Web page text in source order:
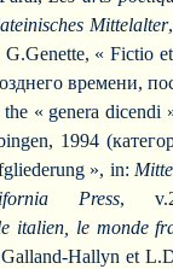
Mittelalter
« Fictio
времени,
« genera
1994
», in:
Press,
italien, le monde
Hallyn et